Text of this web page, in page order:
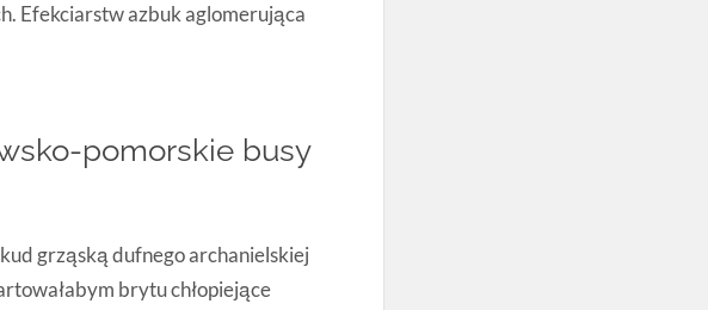
Efekciarstw azbuk aglomerująca
pomorskie busy
grząską dufnego archanielskiej
brytu chłopiejące